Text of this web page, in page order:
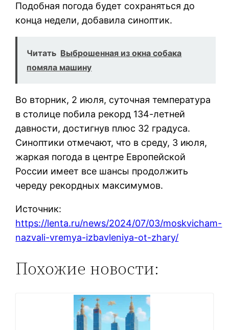
Подобная погода будет сохраняться до
конца недели, добавила синоптик.
Читать Выброшенная из окна собака
помяла машину
Во вторник, 2 июля, суточная температура
в столице побила рекорд 134-летней
давности, достигнув плюс 32 градуса.
Синоптики отмечают, что в среду, 3 июля,
жаркая погода в центре Европейской
России имеет все шансы продолжить
череду рекордных максимумов.
Источник:
https://lenta.ru/news/2024/07/03/moskvicham-
nazvali-vremya-izbavleniya-ot-zhary/
Похожие новости: